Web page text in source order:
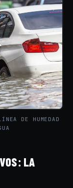
DE HUMEDAD
LA